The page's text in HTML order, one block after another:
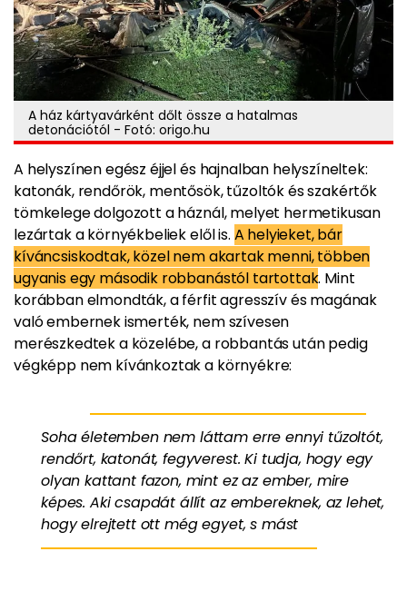
A ház kártyavárként dőlt össze a hatalmas
detonációtól - Fotó: origo.hu
A helyszínen egész éjjel és hajnalban helyszíneltek:
katonák, rendőrök, mentősök, tűzoltók és szakértők
tömkelege dolgozott a háznál, melyet hermetikusan
lezártak a környékbeliek elől is. A helyieket, bár
kíváncsiskodtak, közel nem akartak menni, többen
ugyanis egy második robbanástól tartottak. Mint
korábban elmondták, a férfit agresszív és magának
való embernek ismerték, nem szívesen
merészkedtek a közelébe, a robbantás után pedig
végképp nem kívánkoztak a környékre:
Soha életemben nem láttam erre ennyi tűzoltót,
rendőrt, katonát, fegyverest. Ki tudja, hogy egy
olyan kattant fazon, mint ez az ember, mire
képes. Aki csapdát állít az embereknek, az lehet,
hogy elrejtett ott még egyet, s mást